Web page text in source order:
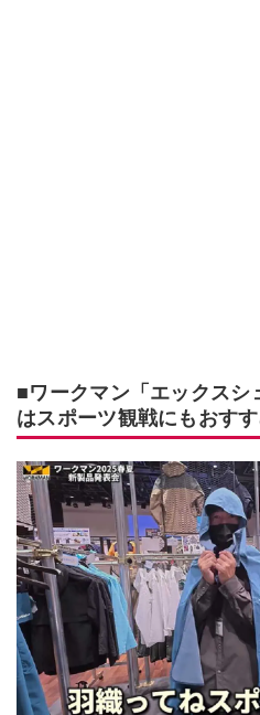
■ワークマン「エックスシ
はスポーツ観戦にもおすす